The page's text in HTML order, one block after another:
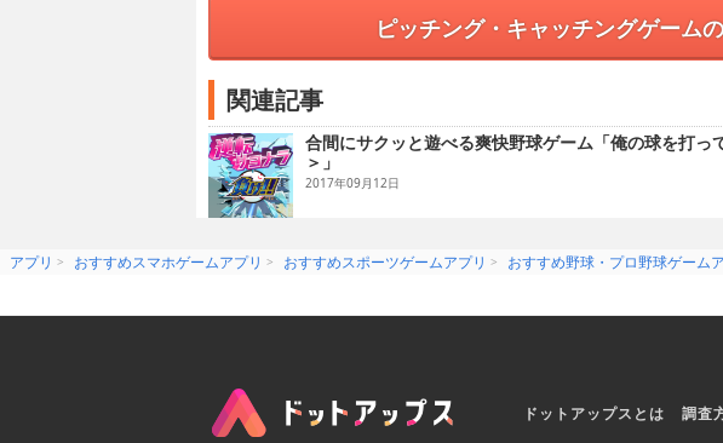
ピッチング・キャッチングゲーム
関連記事
合間にサクッと遊べる爽快野球ゲーム「俺の球を打っ
＞」
2017年09月12日
アプリ おすすめスマホゲームアプリ おすすめスポーツゲームアプリ おすすめ野球・プロ野球ゲーム
ドットアップスとは 調査